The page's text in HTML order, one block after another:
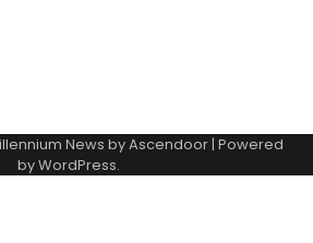
News byAscendoor | Powered
byWordPress.